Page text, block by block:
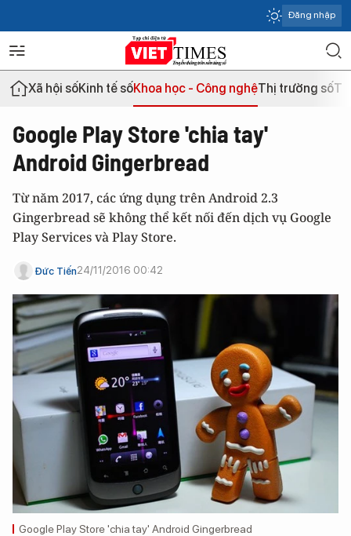
Đăng nhập
Xã hội sốKinh tế sốKhoa học - Công nghệThị trường số
Google Play Store 'chia tay'
Android Gingerbread
Từ năm 2017, các ứng dụng trên Android 2.3
Gingerbread sẽ không thể kết nối đến dịch vụ Google
Play Services và Play Store.
Đức Tiến24/11/2016 00:42
Google Play Store 'chia tay' Android Gingerbread